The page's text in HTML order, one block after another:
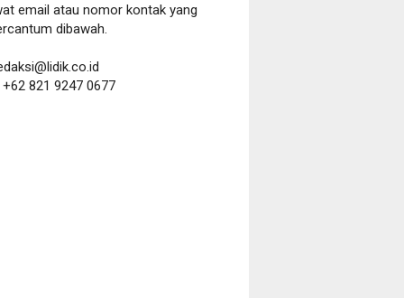
email atau nomor kontak yang
dibawah.
+62 821 9247 0677